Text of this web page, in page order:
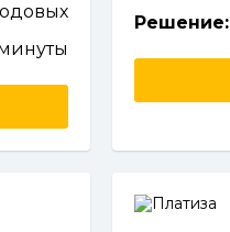
Решение: